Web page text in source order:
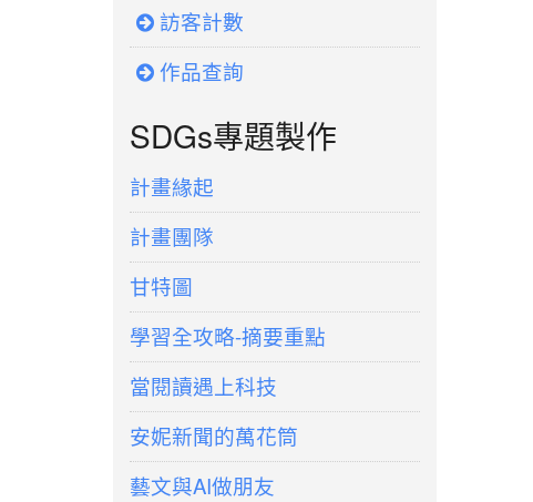
訪客計數
作品查詢
SDGs專題製作
計畫緣起
計畫團隊
甘特圖
學習全攻略-摘要重點
當閱讀遇上科技
安妮新聞的萬花筒
藝文與AI做朋友